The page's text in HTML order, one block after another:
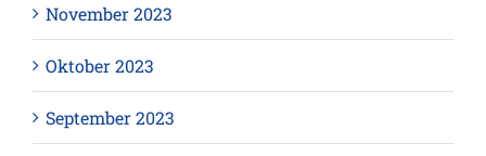
November 2023
Oktober 2023
September 2023